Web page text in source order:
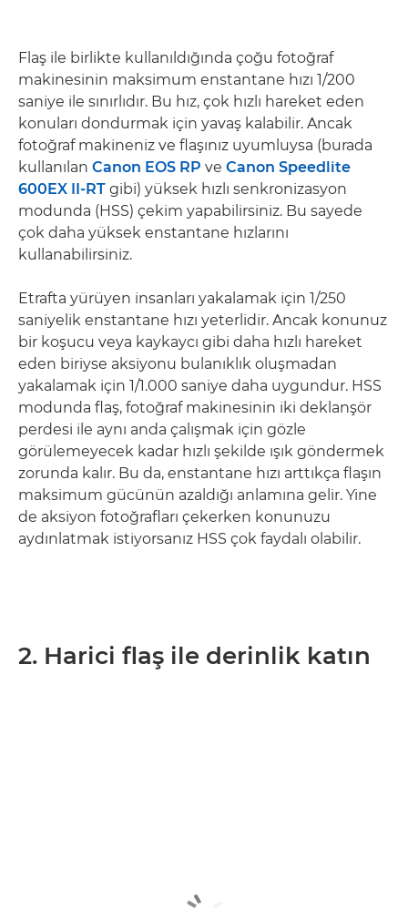
Flaş ile birlikte kullanıldığında çoğu fotoğraf
makinesinin maksimum enstantane hızı 1/200
saniye ile sınırlıdır. Bu hız, çok hızlı hareket eden
konuları dondurmak için yavaş kalabilir. Ancak
fotoğraf makineniz ve flaşınız uyumluysa (burada
kullanılan Canon EOS RP ve Canon Speedlite
600EX II-RT gibi) yüksek hızlı senkronizasyon
modunda (HSS) çekim yapabilirsiniz. Bu sayede
çok daha yüksek enstantane hızlarını
kullanabilirsiniz.
Etrafta yürüyen insanları yakalamak için 1/250
saniyelik enstantane hızı yeterlidir. Ancak konunuz
bir koşucu veya kaykaycı gibi daha hızlı hareket
eden biriyse aksiyonu bulanıklık oluşmadan
yakalamak için 1/1.000 saniye daha uygundur. HSS
modunda flaş, fotoğraf makinesinin iki deklanşör
perdesi ile aynı anda çalışmak için gözle
görülemeyecek kadar hızlı şekilde ışık göndermek
zorunda kalır. Bu da, enstantane hızı arttıkça flaşın
maksimum gücünün azaldığı anlamına gelir. Yine
de aksiyon fotoğrafları çekerken konunuzu
aydınlatmak istiyorsanız HSS çok faydalı olabilir.
2. Harici flaş ile derinlik katın